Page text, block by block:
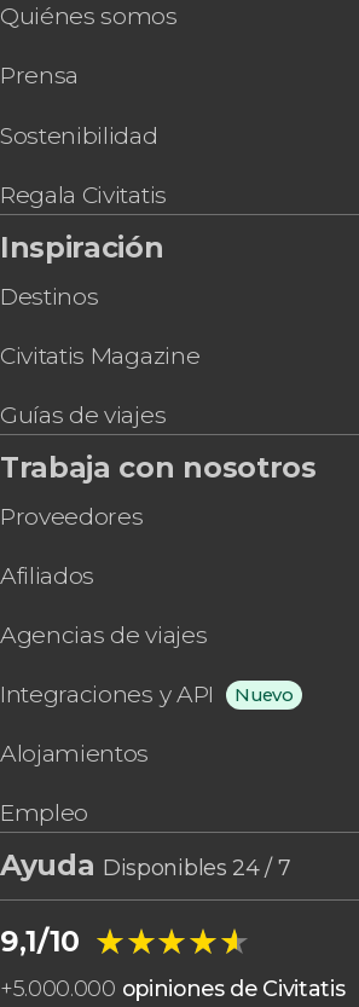
Entrada al espectáculo El Sueño
Sótanos y mazmorras
Tirolina de Toledo
Pulsera turística de Toledo
Cata de vinos en Toledo
Quiénes somos
Prensa
Sostenibilidad
Regala Civitatis
Inspiración
Destinos
Civitatis Magazine
Guías de viajes
Trabaja con nosotros
Proveedores
Afiliados
Agencias de viajes
Integraciones y API Nuevo
Alojamientos
Empleo
Ayuda Disponibles 24 / 7
9,1/10 ★★★★★
★★★★★
+5.000.000 opiniones de Civitatis